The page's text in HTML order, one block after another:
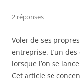
2 réponses
Voler de ses
entreprise. L’un des
lorsque l’on se
Cet article se